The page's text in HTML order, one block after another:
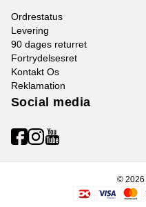
Ordrestatus
Levering
90 dages returret
Fortrydelsesret
Kontakt Os
Reklamation
Social media
© 2026